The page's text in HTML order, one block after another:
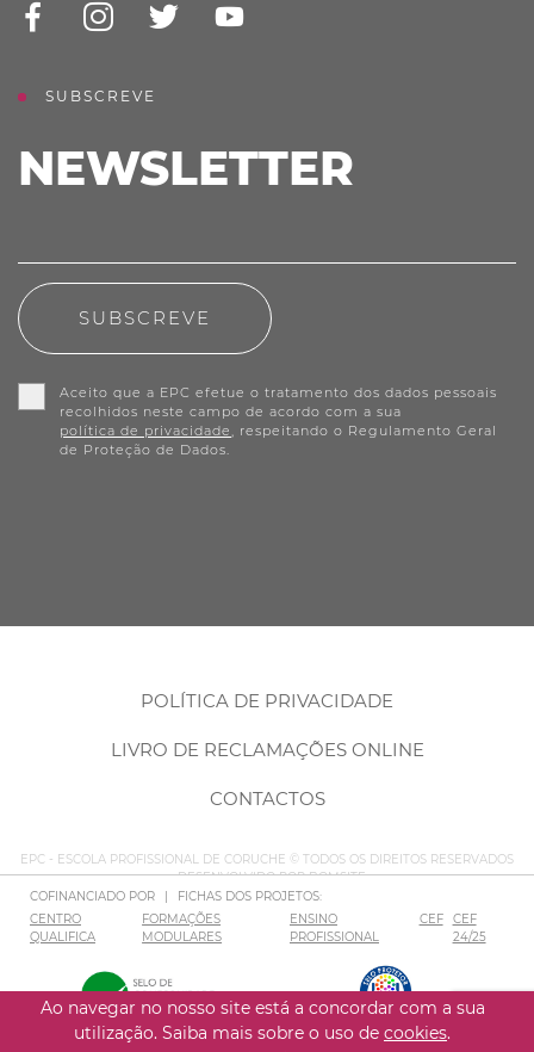
SUBSCREVE
NEWSLETTER
SUBSCREVE
Aceito que a EPC efetue o tratamento dos dados pessoais
recolhidos neste campo de acordo com a sua
política de privacidade , respeitando o Regulamento Geral
de Proteção de Dados.
POLÍTICA DE PRIVACIDADE
LIVRO DE RECLAMAÇÕES ONLINE
CONTACTOS
EPC - ESCOLA PROFISSIONAL DE CORUCHE © TODOS OS DIREITOS RESERVADOS
– DESENVOLVIDO PORBOMSITE
COFINANCIADO POR
|
FICHAS DOS PROJETOS:
CENTRO
QUALIFICA
FORMAÇÕES
MODULARES
ENSINO
PROFISSIONAL
CEF
CEF
24/25
Ao navegar no nosso site está a concordar com a sua
utilização. Saiba mais sobre o uso de cookies.